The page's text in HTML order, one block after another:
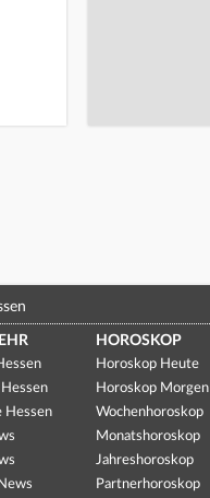
Hessen
HOROSKOP
Horoskop Heute
Horoskop Morgen
Wochenhoroskop
Monatshoroskop
Jahreshoroskop
Partnerhoroskop